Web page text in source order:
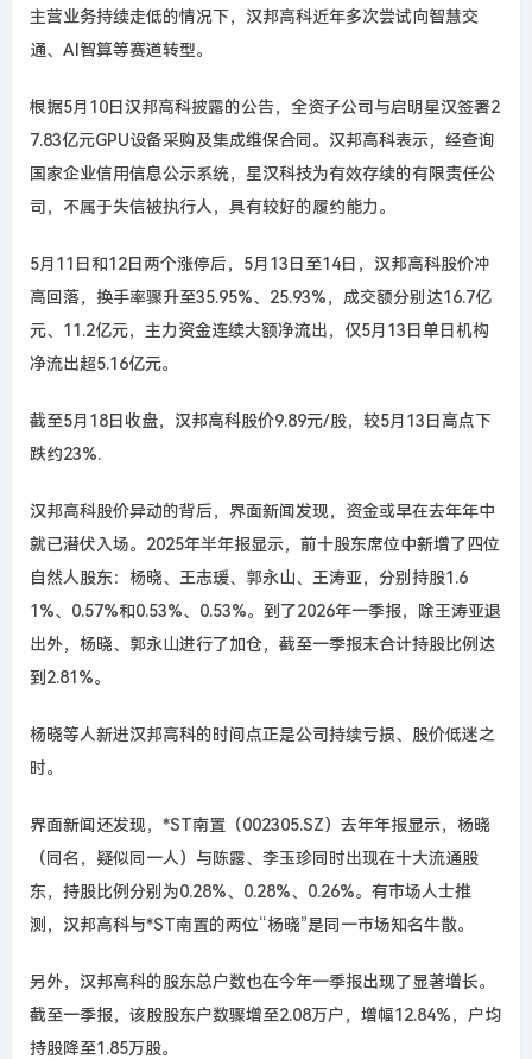
主营业务持续走低的情况下，汉邦高科近年多次尝试向智慧交
通、AI智算等赛道转型。
根据5月10日汉邦高科披露的公告，全资子公司与启明星汉签署2
7.83亿元GPU设备采购及集成维保合同。汉邦高科表示，经查询
国家企业信用信息公示系统，星汉科技为有效存续的有限责任公
司，不属于失信被执行人，具有较好的履约能力。
5月11日和12日两个涨停后，5月13日至14日，汉邦高科股价冲
高回落，换手率骤升至35.95%、25.93%，成交额分别达16.7亿
元、11.2亿元，主力资金连续大额净流出，仅5月13日单日机构
净流出超5.16亿元。
截至5月18日收盘，汉邦高科股价9.89元/股，较5月13日高点下
跌约23%.
汉邦高科股价异动的背后，界面新闻发现，资金或早在去年年中
就已潜伏入场。2025年半年报显示，前十股东席位中新增了四位
自然人股东：杨晓、王志瑗、郭永山、王涛亚，分别持股1.6
1%、0.57%和0.53%、0.53%。到了2026年一季报，除王涛亚退
出外，杨晓、郭永山进行了加仓，截至一季报末合计持股比例达
到2.81%。
杨晓等人新进汉邦高科的时间点正是公司持续亏损、股价低迷之
时。
界面新闻还发现，*ST南置（002305.SZ）去年年报显示，杨晓
（同名，疑似同一人）与陈露、李玉珍同时出现在十大流通股
东，持股比例分别为0.28%、0.28%、0.26%。有市场人士推
测，汉邦高科与*ST南置的两位“杨晓”是同一市场知名牛散。
另外，汉邦高科的股东总户数也在今年一季报出现了显著增长。
截至一季报，该股股东户数骤增至2.08万户，增幅12.84%，户均
持股降至1.85万股。